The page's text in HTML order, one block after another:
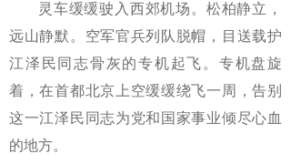
灵车缓缓驶入西郊机场。松柏静立，
远山静默。空军官兵列队脱帽，目送载护
江泽民同志骨灰的专机起飞。专机盘旋
着，在首都北京上空缓缓绕飞一周，告别
这一江泽民同志为党和国家事业倾尽心血
的地方。